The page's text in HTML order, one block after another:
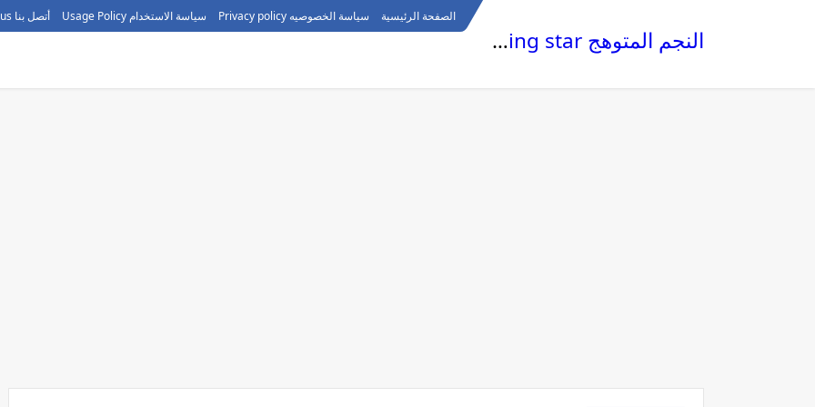
الصفحة الرئيسية سياسة الخصوصيه Privacy policy سياسة الاستخدام Usage Policy أتصل بنا call us
النجم المتوهج The glowing star